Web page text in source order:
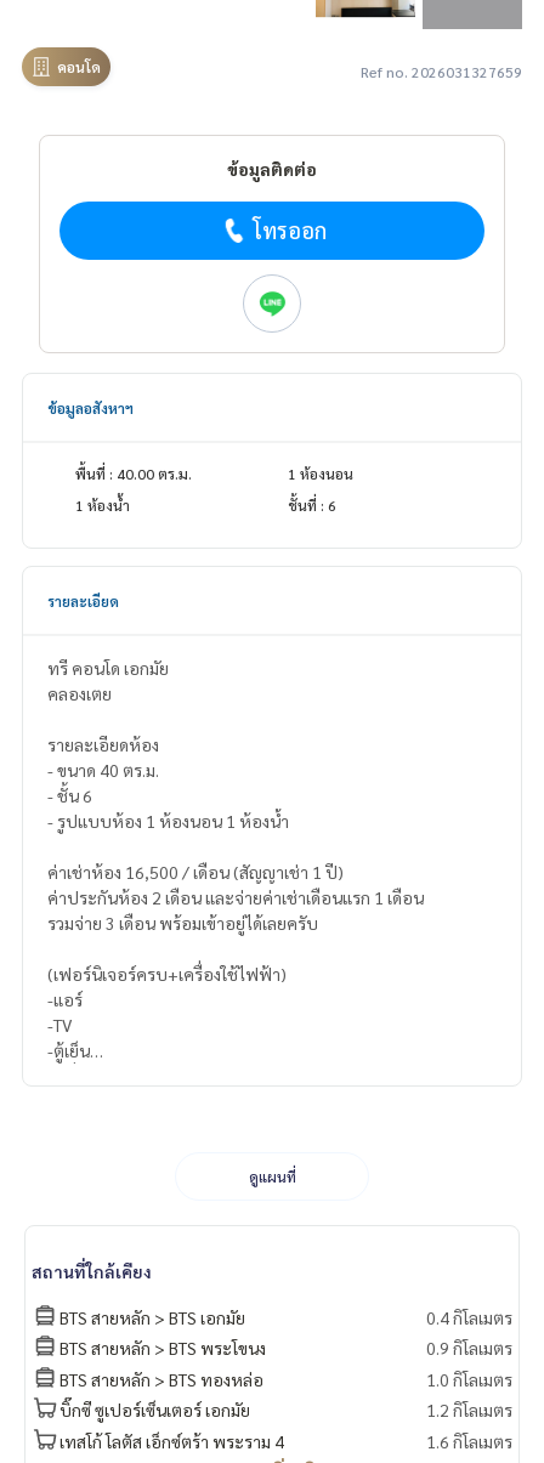
คอนโด Ref no. 2026031327659
ข้อมูลติดต่อ
โทรออก
ข้อมูลอสังหาฯ
พื้นที่ : 40.00 ตร.ม.
1 ห้องนอน
1 ห้องน้ำ
ชั้นที่ : 6
รายละเอียด
ทรี คอนโด เอกมัย
คลองเตย
รายละเอียดห้อง
- ขนาด 40 ตร.ม.
- ชั้น 6
- รูปแบบห้อง 1 ห้องนอน 1 ห้องน้ำ
ค่าเช่าห้อง 16,500 / เดือน (สัญญาเช่า 1 ปี)
ค่าประกันห้อง 2 เดือน และจ่ายค่าเช่าเดือนแรก 1 เดือน
รวมจ่าย 3 เดือน พร้อมเข้าอยู่ได้เลยครับ
(เฟอร์นิเจอร์ครบ+เครื่องใช้ไฟฟ้า)
-แอร์
-TV
-ตู้เย็น
ดูแผนที่
สถานที่ใกล้เคียง
BTS สายหลัก > BTS เอกมัย
0.4 กิโลเมตร
BTS สายหลัก > BTS พระโขนง
0.9 กิโลเมตร
BTS สายหลัก > BTS ทองหล่อ
1.0 กิโลเมตร
บิ๊กซี ซูเปอร์เซ็นเตอร์ เอกมัย
1.2 กิโลเมตร
เทสโก้ โลตัส เอ็กซ์ตร้า พระราม 4
1.6 กิโลเมตร